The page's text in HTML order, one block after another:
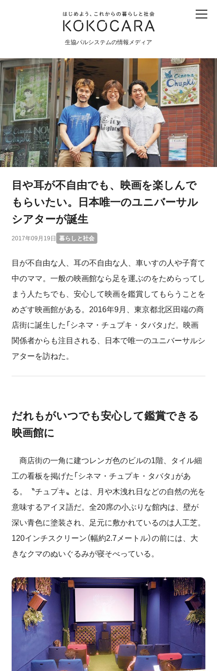
生協パルシステムの情報メディア
産直 食育 食べる 震災
食と農
暮らしと社会
環境と平和
生協の宅配パルシステム
目や耳が不自由でも、映画を楽しんで
もらいたい。日本唯一のユニバーサル
シアターが誕生
2017年09月19日 暮らしと社会
目が不自由な人、耳の不自由な人、車いすの人や子育て
中のママ。一般の映画館なら足を運ぶのをためらってし
まう人たちでも、安心して映画を鑑賞してもらうことを
めざす映画館がある。2016年9月、東京都北区田端の商
店街に誕生した「シネマ・チュプキ・タバタ」だ。映画
関係者からも注目される、日本で唯一のユニバーサルシ
アターを訪ねた。
だれもがいつでも安心して鑑賞できる
映画館に
商店街の一角に建つレンガ色のビルの1階、タイル細
工の看板を掲げた「シネマ・チュプキ・タバタ」があ
る。〝チュプキ〟とは、月や木洩れ日などの自然の光を
意味するアイヌ語だ。全20席の小ぶりな館内は、壁が
深い青色に塗装され、足元に敷かれているのは人工芝。
120インチスクリーン（幅約2.7メートル）の前には、大
きなクマのぬいぐるみが寝そべっている。